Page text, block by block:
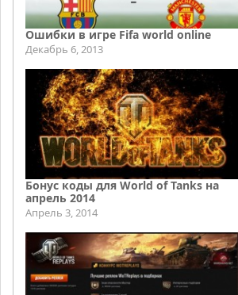
Ошибки в игре Fifa world online
Декабрь 6, 2013
Бонус коды для World of Tanks на
апрель 2014
Апрель 3, 2014